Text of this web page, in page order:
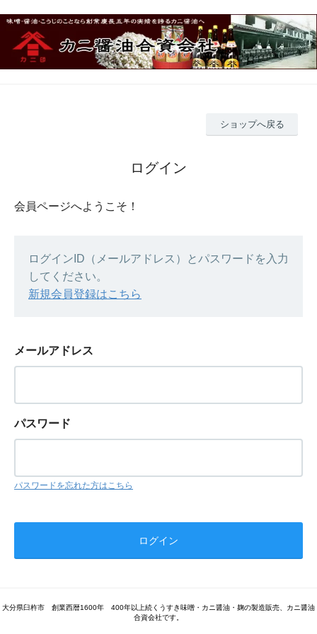
ショップへ戻る
ログイン
会員ページへようこそ！
ログインID（メールアドレス）とパスワードを入力
してください。
新規会員登録はこちら
メールアドレス
パスワード
パスワードを忘れた方はこちら
大分県臼杵市 創業西暦1600年 400年以上続くうすき味噌・カニ醤油・麹の製造販売、カニ醤油
合資会社です。